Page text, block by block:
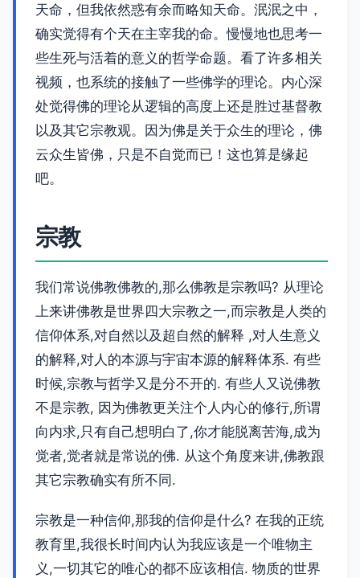
天命，但我依然惑有余而略知天命。泯泯之中，
确实觉得有个天在主宰我的命。慢慢地也思考一
些生死与活着的意义的哲学命题。看了许多相关
视频，也系统的接触了一些佛学的理论。内心深
处觉得佛的理论从逻辑的高度上还是胜过基督教
以及其它宗教观。因为佛是关于众生的理论，佛
云众生皆佛，只是不自觉而已！这也算是缘起
吧。
宗教
我们常说佛教佛教的,那么佛教是宗教吗? 从理论
上来讲佛教是世界四大宗教之一,而宗教是人类的
信仰体系,对自然以及超自然的解释 ,对人生意义
的解释,对人的本源与宇宙本源的解释体系. 有些
时候,宗教与哲学又是分不开的. 有些人又说佛教
不是宗教, 因为佛教更关注个人内心的修行,所谓
向内求,只有自己想明白了,你才能脱离苦海,成为
觉者,觉者就是常说的佛. 从这个角度来讲,佛教跟
其它宗教确实有所不同.
宗教是一种信仰,那我的信仰是什么? 在我的正统
教育里,我很长时间内认为我应该是一个唯物主
义,一切其它的唯心的都不应该相信. 物质的世界